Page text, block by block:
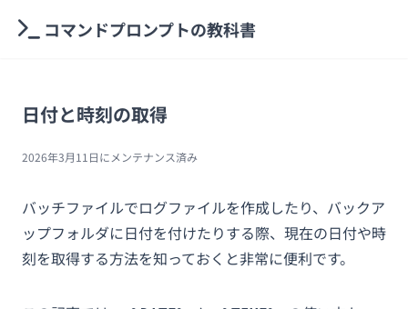
コマンドプロンプトの教科書
日付と時刻の取得
2026年3月11日にメンテナンス済み
バッチファイルでログファイルを作成したり、バックア
ップフォルダに日付を付けたりする際、現在の日付や時
刻を取得する方法を知っておくと非常に便利です。